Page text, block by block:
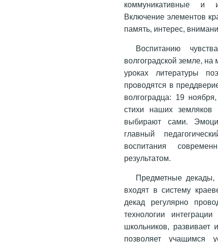
коммуникативные и
Включение элементов
память, интерес,
Воспитанию
волгоградской земле, на
уроках литературы
проводятся в
волгоградца: 19
стихи наших земляков
выбирают сами.
главный
воспитания
результатом.
Предметные декады,
входят в систему
декад регулярно
технологии интеграции
школьников, развивает
позволяет учащимся